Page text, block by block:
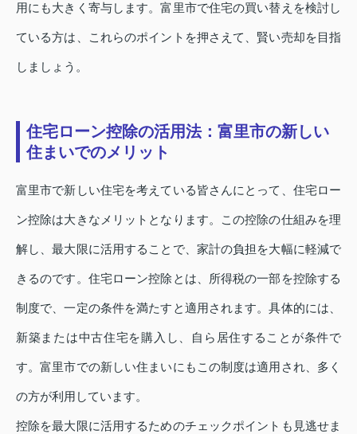
用にも大きく寄与します。富里市で住宅の買い替えを検討し
ている方は、これらのポイントを押さえて、賢い売却を目指
しましょう。
住宅ローン控除の活用法：富里市の新しい
住まいでのメリット
富里市で新しい住宅を考えている皆さんにとって、住宅ロー
ン控除は大きなメリットとなります。この控除の仕組みを理
解し、最大限に活用することで、家計の負担を大幅に軽減で
きるのです。住宅ローン控除とは、所得税の一部を控除する
制度で、一定の条件を満たすと適用されます。具体的には、
新築または中古住宅を購入し、自ら居住することが条件で
す。富里市での新しい住まいにもこの制度は適用され、多く
の方が利用しています。
控除を最大限に活用するためのチェックポイントも見逃せま